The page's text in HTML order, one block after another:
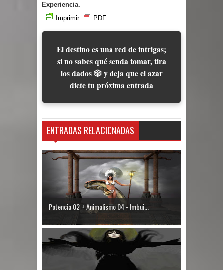
Experiencia.
Imprimir
PDF
El destino es una red de intrigas;
si no sabes qué senda tomar, tira
los dados 🎲 y deja que el azar
dicte tu próxima entrada
ENTRADAS RELACIONADAS
Potencia 02 + Animalismo 04 - Imbui...